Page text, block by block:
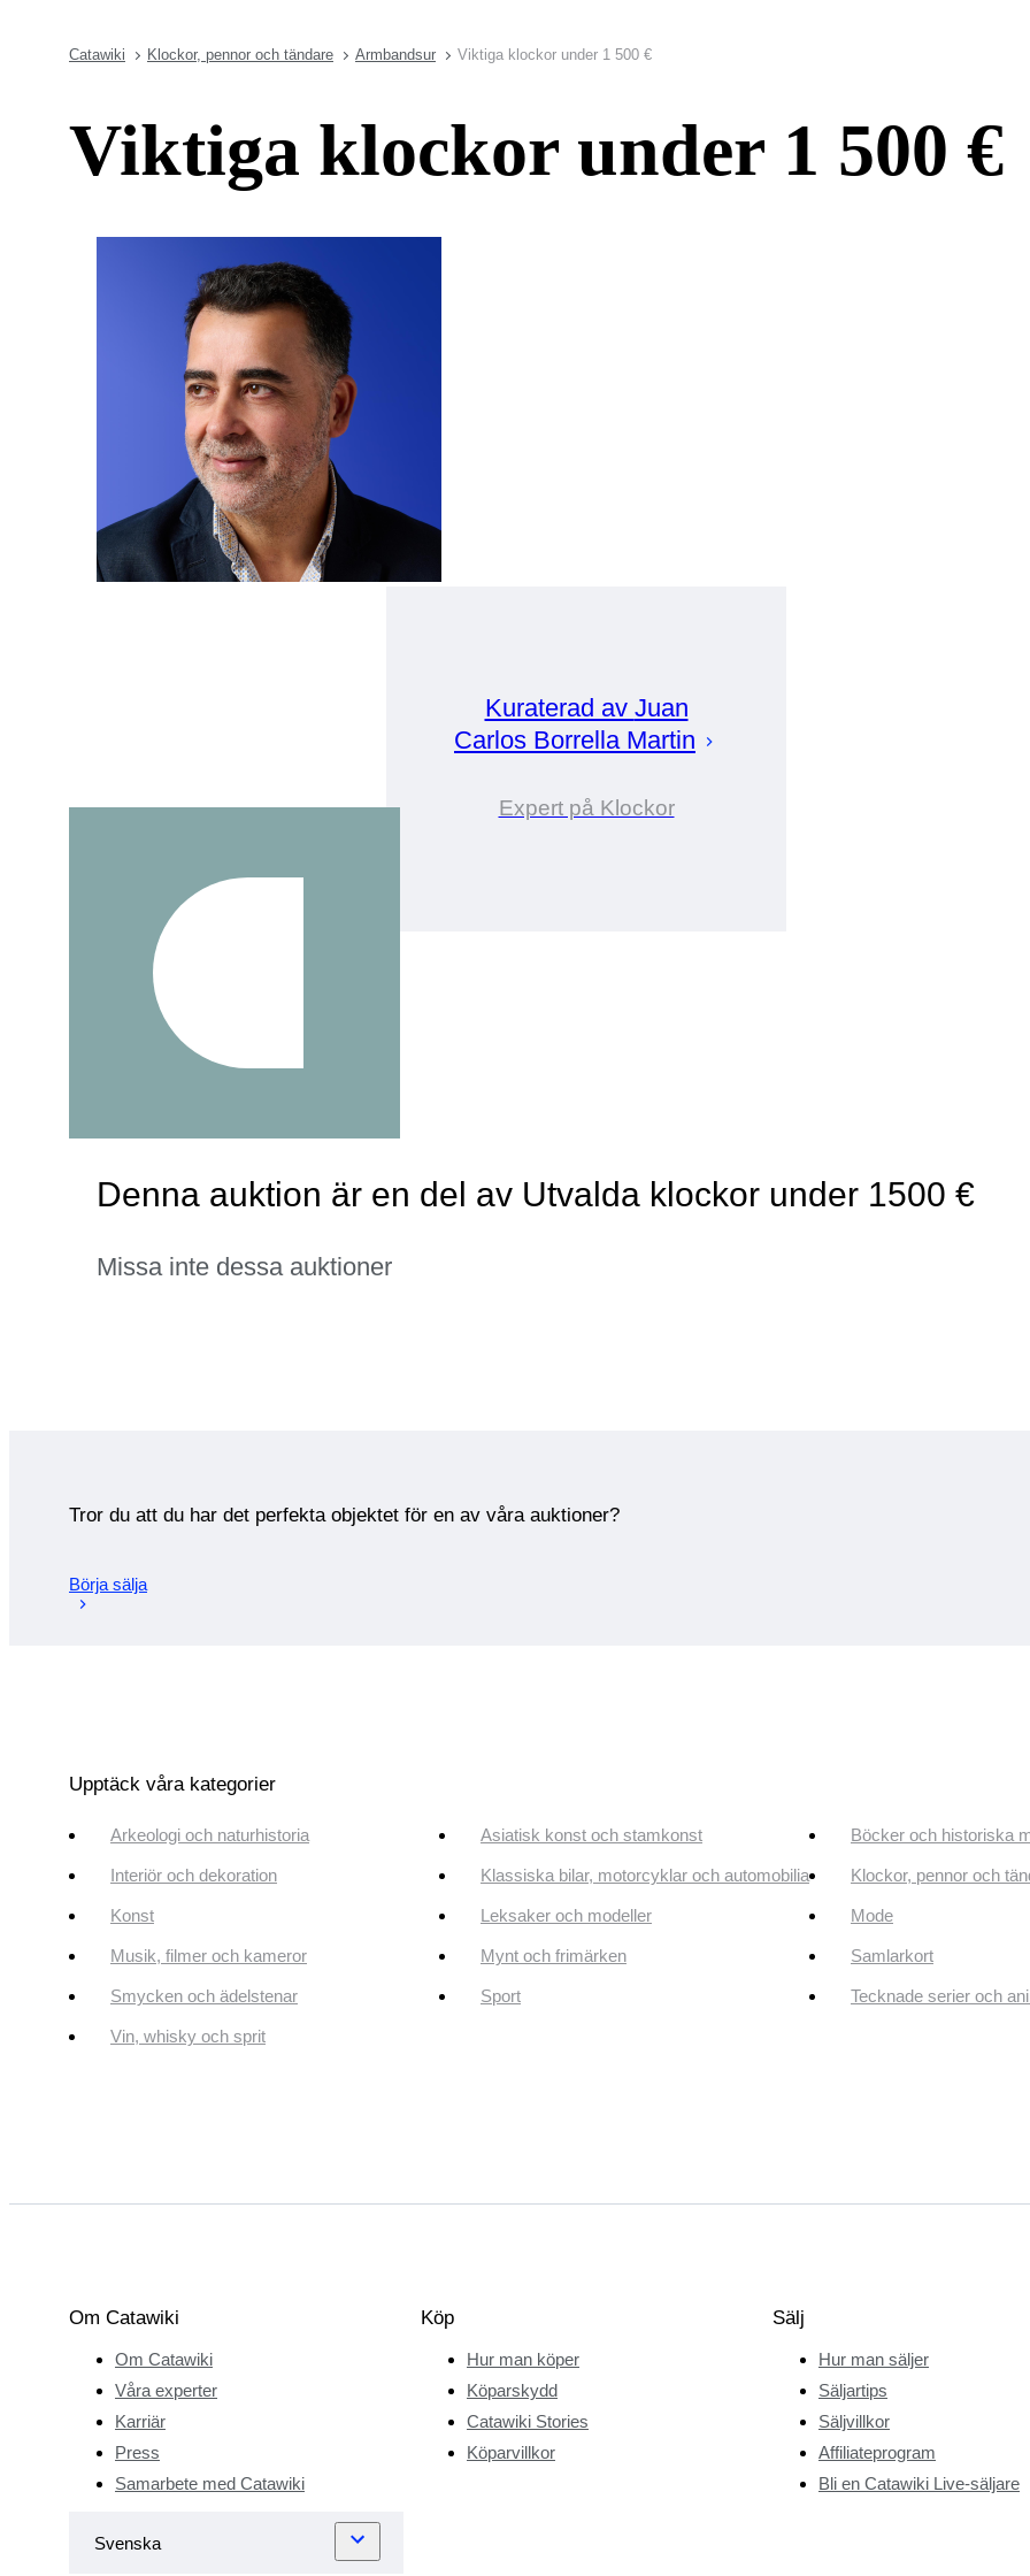
Catawiki Klockor, pennor och tändare Armbandsur Viktiga klockor under 1 500 €
Viktiga klockor under 1 500 €
Kuraterad av Juan
Carlos Borrella Martin
Expert på Klockor
Denna auktion är en del av Utvalda klockor under 1500 €
Missa inte dessa auktioner
Tror du att du har det perfekta objektet för en av våra auktioner?
Börja sälja
Upptäck våra kategorier
Arkeologi och naturhistoria Asiatisk konst och stamkonst Böcker och historiska
Interiör och dekoration Klassiska bilar, motorcyklar och automobilia Klockor, pennor och
Konst Leksaker och modeller Mode
Musik, filmer och kameror Mynt och frimärken Samlarkort
Smycken och ädelstenar Sport Tecknade serier och
Vin, whisky och sprit
Om Catawiki
Om Catawiki
Våra experter
Karriär
Press
Samarbete med Catawiki
Köp
Hur man köper
Köparskydd
Catawiki Stories
Köparvillkor
Sälj
Hur man säljer
Säljartips
Säljvillkor
Affiliateprogram
Bli en Catawiki Live-säljare